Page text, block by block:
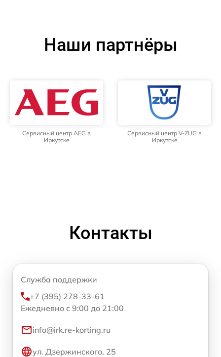
Наши партнёры
Сервисный центр AEG в
Иркутске
Сервисный центр V-ZUG в
Иркутске
Контакты
Служба поддержки
+7 (395) 278-33-61
Ежедневно с 9:00 до 21:00
info@irk.re-korting.ru
ул. Дзержинского, 25